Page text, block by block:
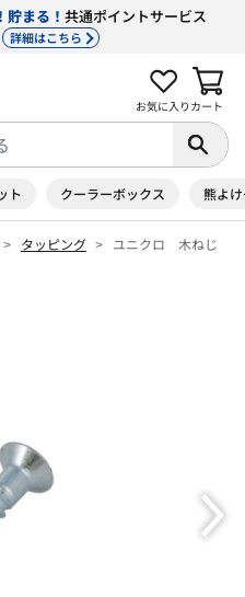
まる！ 共通ポイントサービス
詳細はこちら
お気に入り カート
ト クーラーボックス 熊よ
タッピング ユニクロ 木ねじ